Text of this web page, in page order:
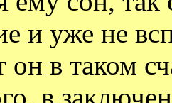
и уже не
он в таком
в